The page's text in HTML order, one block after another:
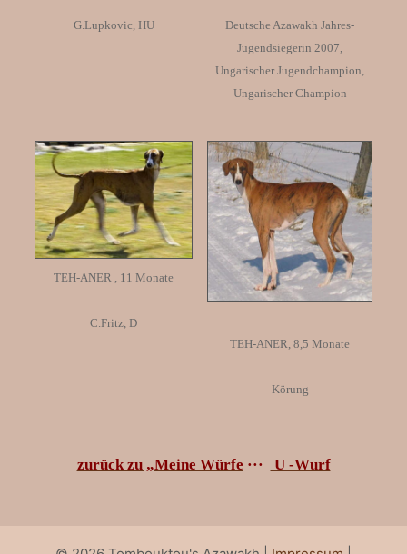
G.Lupkovic, HU
Deutsche Azawakh Jahres-
Jugendsiegerin 2007,
Ungarischer Jugendchampion,
Ungarischer Champion
TEH-ANER , 11 Monate
C.Fritz, D
TEH-ANER, 8,5 Monate
Körung
zurück zu „Meine Würfe ··· U -Wurf